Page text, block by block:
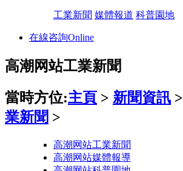
工業新聞 媒體報道 科普園地
在線咨詢Online
高潮网站工業新聞
當時方位:主頁 > 新聞資訊 >
業新聞 >
高潮网站工業新聞
高潮网站媒體報導